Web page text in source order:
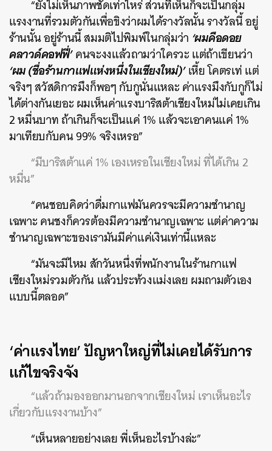
“ยังไม่เห็นภาพชัดเท่าไหร่ ส่วนที่เห็นก็จะเป็นกลุ่ม
แรงงานที่รวมตัวกันเพื่อขิงว่าผมได้รางวัลนั้น รางวัลนี้ อยู่
ร้านนั้น อยู่ร้านนี้ สมมติไปพิมพ์ในกลุ่มว่า ‘ผมคือดอย
คลาวด์คอฟฟี่’คนจะงงแล้วถามว่าใครวะ แต่ถ้าเขียนว่า
‘ผม (ชื่อร้านกาแฟแห่งหนึ่งในเชียงใหม่)’เหี้ย โคตรเท่ แต่
จริงๆ สวัสดิการมึงก็พอๆ กับกูนั่นแหละ ค่าแรงมึงกับกูก็ไม่
ได้ต่างกันเยอะ ผมเห็นค่าแรงบาริสต้าเชียงใหม่ไม่เคยเกิน
2 หมื่นบาท ถ้าเกินก็จะเป็นแค่ 1% แล้วจะเอาคนแค่ 1%
มาเทียบกับคน 99% จริงเหรอ”
“มีบาริสต้าแค่ 1% เองเหรอในเชียงใหม่ ที่ได้เกิน 2
หมื่น”
“คนชอบคิดว่าดื่มกาแฟมันควรจะมีความชำนาญ
เฉพาะ คนชงก็ควรต้องมีความชำนาญเฉพาะ แต่ค่าความ
ชำนาญเฉพาะของเรามันมีค่าแค่เงินเท่านี้แหละ
“มันจะมีไหม สักวันหนึ่งที่พนักงานในร้านกาแฟ
เชียงใหม่รวมตัวกัน แล้วประท้วงแม่งเลย ผมถามตัวเอง
แบบนี้ตลอด”
‘ค่าแรงไทย’ ปัญหาใหญ่ที่ไม่เคยได้รับการ
แก้ไขจริงจัง
“แล้วถ้ามองออกมานอกจากเชียงใหม่ เราเห็นอะไร
เกี่ยวกับแรงงานบ้าง”
“เห็นหลายอย่างเลย พี่เห็นอะไรบ้างล่ะ”